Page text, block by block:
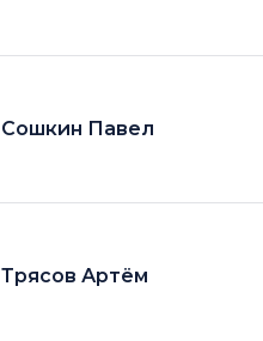
Сошкин Павел
Трясов Артём